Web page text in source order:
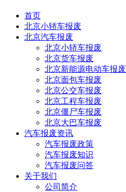
首页
北京小轿车报废
北京汽车报废
北京小轿车报废
北京货车报废
北京新能源电动车报废
北京面包车报废
北京公交车报废
北京工程车报废
北京僵尸车报废
北京大巴车报废
汽车报废资讯
汽车报废政策
汽车报废知识
汽车报废问答
关于我们
公司简介